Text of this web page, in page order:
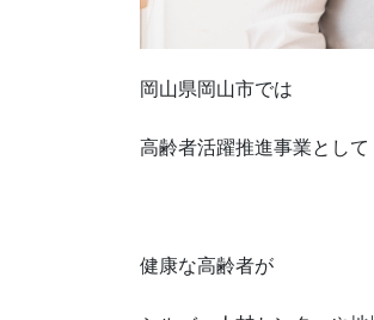
岡山県岡山市では
高齢者活躍推進事業として
健康な高齢者が